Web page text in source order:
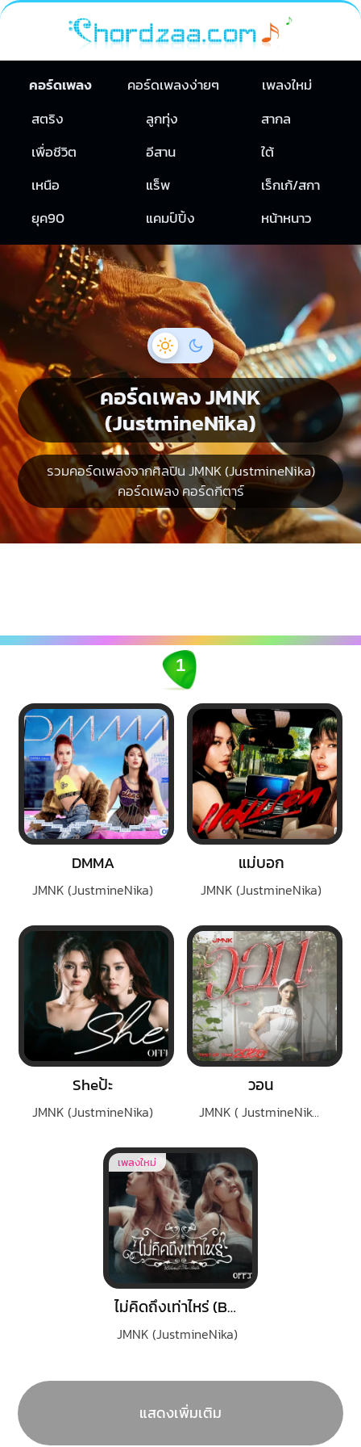
คอร์ดเพลง คอร์ดเพลงง่ายๆ
เพลงใหม่
สตริง
ลูกทุ่ง
สากล
เพื่อชีวิต
อีสาน
ใต้
เหนือ
แร็พ
เร็กเก้/สกา
ยุค90
แคมป์ปิ้ง หน้าหนาว
คอร์ดเพลง JMNK
(JustmineNika)
รวมคอร์ดเพลงจากศิลปิน JMNK (JustmineNika)
คอร์ดเพลง คอร์ดกีตาร์
1
DMMA
JMNK (JustmineNika)
แม่บอก
JMNK (JustmineNika)
Sheป้ะ
JMNK (JustmineNika)
วอน
JMNK ( JustmineNika )
เพลงใหม่
ไม่คิดถึงเท่าไหร่ (Behind The Smile)
JMNK (JustmineNika)
แสดงเพิ่มเติม